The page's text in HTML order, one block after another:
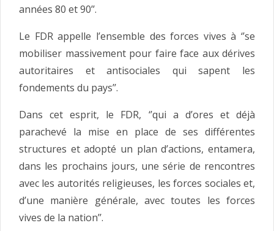
années 80 et 90’’.
Le FDR appelle l’ensemble des forces vives à ‘’se
mobiliser massivement pour faire face aux dérives
autoritaires et antisociales qui sapent les
fondements du pays’’.
Dans cet esprit, le FDR, ‘’qui a d’ores et déjà
parachevé la mise en place de ses différentes
structures et adopté un plan d’actions, entamera,
dans les prochains jours, une série de rencontres
avec les autorités religieuses, les forces sociales et,
d’une manière générale, avec toutes les forces
vives de la nation’’.